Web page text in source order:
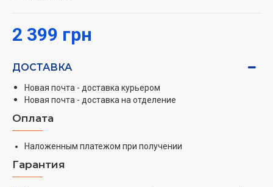
2 пакета: 1 бумажный, 1 тканевый
2 399 грн
ДОСТАВКА
Новая почта - доставка курьером
Новая почта - доставка на отделение
Оплата
Наложенным платежом при получении
Гарантия